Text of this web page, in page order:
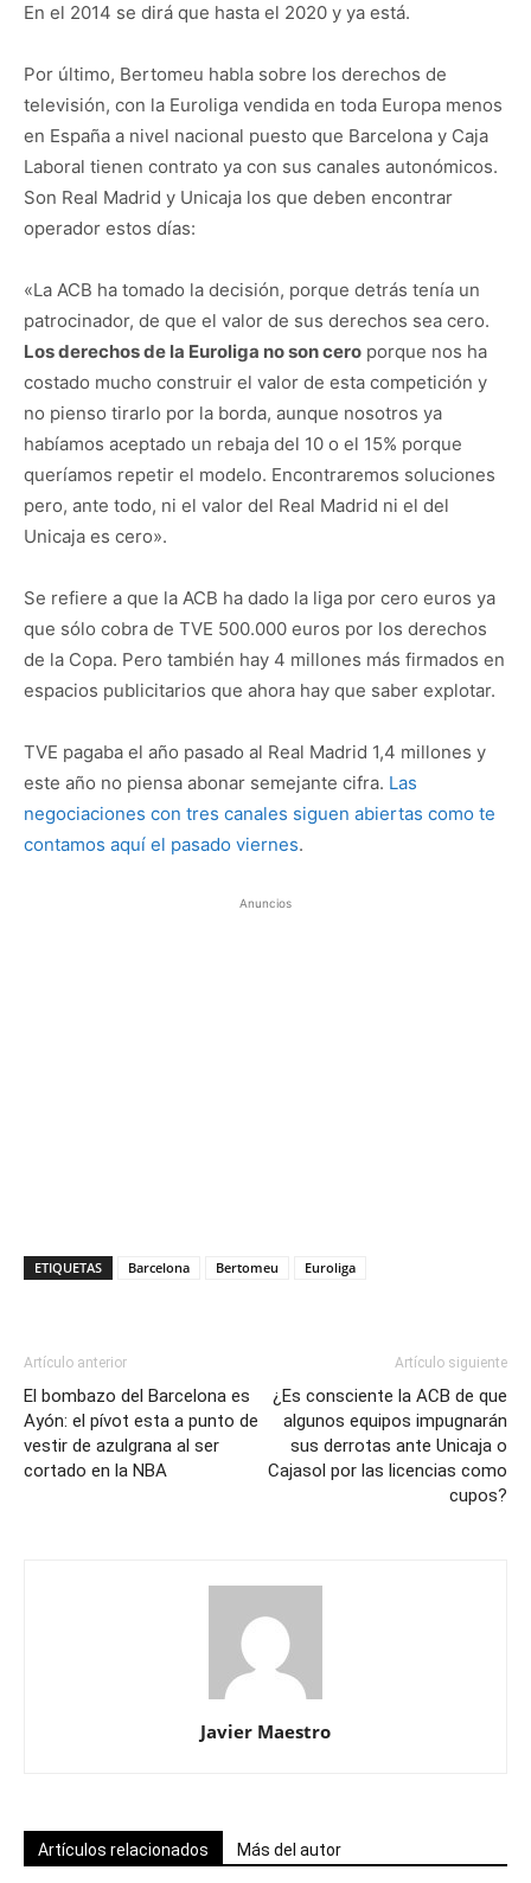
En el 2014 se dirá que hasta el 2020 y ya está.
Por último, Bertomeu habla sobre los derechos de
televisión, con la Euroliga vendida en toda Europa menos
en España a nivel nacional puesto que Barcelona y Caja
Laboral tienen contrato ya con sus canales autonómicos.
Son Real Madrid y Unicaja los que deben encontrar
operador estos días:
«La ACB ha tomado la decisión, porque detrás tenía un
patrocinador, de que el valor de sus derechos sea cero.
Los derechos de la Euroliga no son cero porque nos ha
costado mucho construir el valor de esta competición y
no pienso tirarlo por la borda, aunque nosotros ya
habíamos aceptado un rebaja del 10 o el 15% porque
queríamos repetir el modelo. Encontraremos soluciones
pero, ante todo, ni el valor del Real Madrid ni el del
Unicaja es cero».
Se refiere a que la ACB ha dado la liga por cero euros ya
que sólo cobra de TVE 500.000 euros por los derechos
de la Copa. Pero también hay 4 millones más firmados en
espacios publicitarios que ahora hay que saber explotar.
TVE pagaba el año pasado al Real Madrid 1,4 millones y
este año no piensa abonar semejante cifra. Las
negociaciones con tres canales siguen abiertas como te
contamos aquí el pasado viernes.
Anuncios
ETIQUETAS Barcelona Bertomeu Euroliga
Artículo anterior
El bombazo del Barcelona es
Ayón: el pívot esta a punto de
vestir de azulgrana al ser
cortado en la NBA
Artículo siguiente
¿Es consciente la ACB de que
algunos equipos impugnarán
sus derrotas ante Unicaja o
Cajasol por las licencias como
cupos?
Javier Maestro
Artículos relacionados Más del autor